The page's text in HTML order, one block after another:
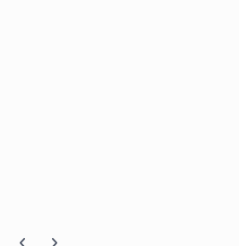
Předchozí snímek karuselu
Další snímek karuselu